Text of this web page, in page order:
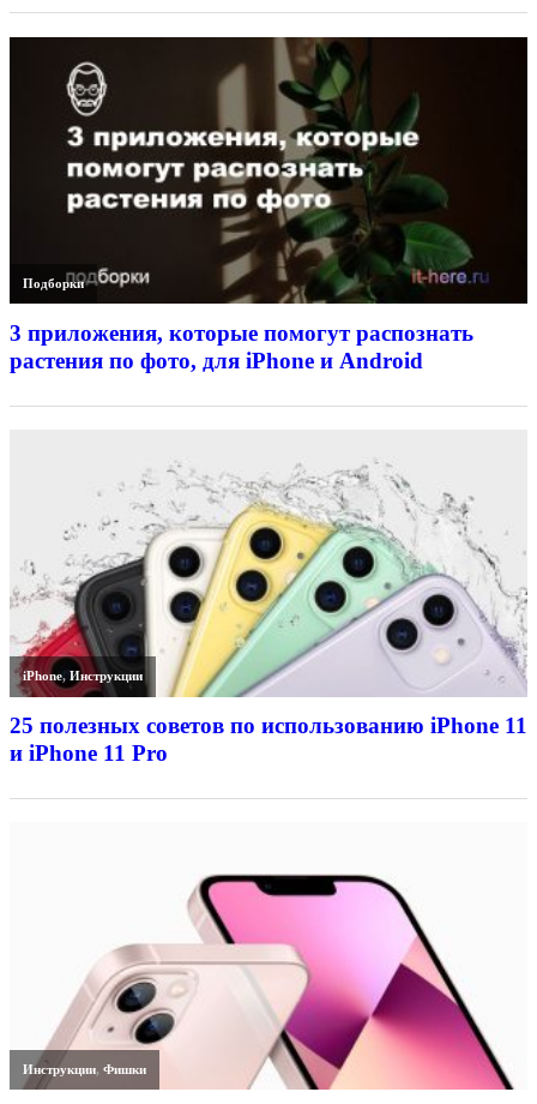
Подборки
3 приложения, которые помогут распознать
растения по фото, для iPhone и Android
iPhone,Инструкции
25 полезных советов по использованию iPhone 11
и iPhone 11 Pro
Инструкции,Фишки